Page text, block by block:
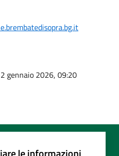
gennaio 2026, 09:20